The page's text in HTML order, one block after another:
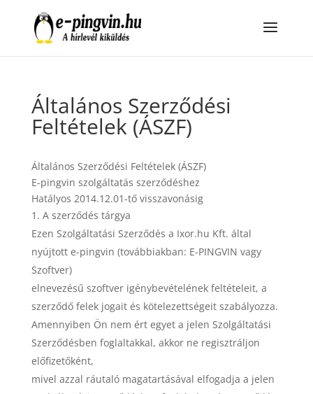
Általános Szerződési
Feltételek (ÁSZF)
Általános Szerződési Feltételek (ÁSZF)
E-pingvin szolgáltatás szerződéshez
Hatályos 2014.12.01-tő visszavonásig
A szerződés tárgya
Ezen Szolgáltatási Szerződés a Ixor.hu Kft. által
nyújtott e-pingvin (továbbiakban: E-PINGVIN vagy
Szoftver)
elnevezésű szoftver igénybevételének feltételeit, a
szerződő felek jogait és kötelezettségeit szabályozza.
Amennyiben Ön nem ért egyet a jelen Szolgáltatási
Szerződésben foglaltakkal, akkor ne regisztráljon
előfizetőként,
mivel azzal ráutaló magatartásával elfogadja a jelen